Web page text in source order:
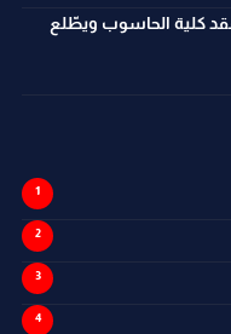
كلية الحاسوب ويطّلع